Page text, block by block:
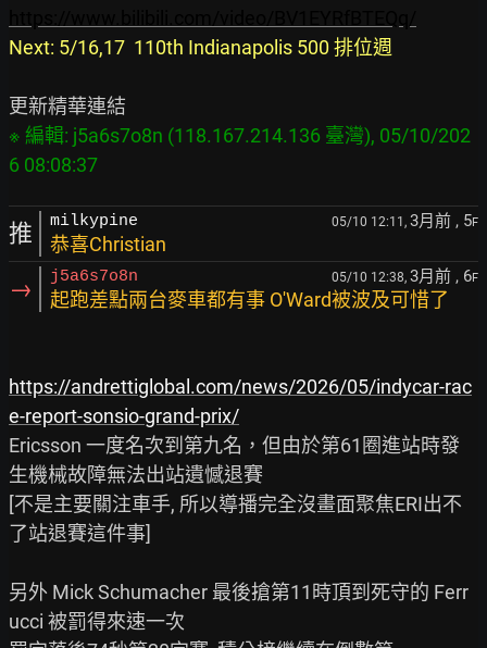
Next: 5/16,17  110th Indianapolis 500 排位週
※ 編輯: j5a6s7o8n (118.167.214.136 臺灣), 05/10/202
推 milkypine 05/10 12:11, 3月前 , 5F
恭喜Christian
→ j5a6s7o8n 05/10 12:38, 3月前 , 6F
起跑差點兩台麥車都有事 O'Ward被波及可惜了
https://andrettiglobal.com/news/2026/05/indycar-rac
e-report-sonsio-grand-prix/
Ericsson 一度名次到第九名，但由於第61圈進站時發
生機械故障無法出站遺憾退賽
[不是主要關注車手, 所以導播完全沒畫面聚焦ERI出不
了站退賽這件事]
另外 Mick Schumacher 最後搶第11時頂到死守的 Ferr
ucci 被罰得來速一次